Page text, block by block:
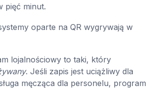
pięć minut.
oparte na QR wygrywają w
lojalnościowy to taki, który
. Jeśli zapis jest uciążliwy dla
męcząca dla personelu, program